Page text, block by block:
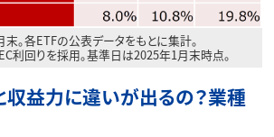
。各ETFの公表データをもとに集計。
利回りを採用。基準日は2025年1月末時点。
収益力に違いが出るの？業種